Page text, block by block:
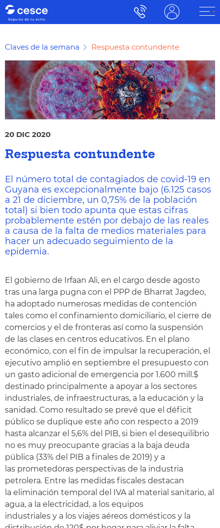
Claves de la semana Respuesta contundente
20 DIC 2020
Respuesta contundente
El número total de contagiados de covid-19 en
Guyana es excepcionalmente bajo (6.125 casos
a 21 de diciembre, un 0,75% de la población
total) si bien todo apunta que estas cifras
probablemente estén por debajo de las reales
a causa de la falta de medios materiales para
hacer un adecuado seguimiento de la
epidemia.
El gobierno de Irfaan Ali, en el cargo desde agosto
tras una larga pugna con el PPP de Bharrat Jagdeo,
ha adoptado numerosas medidas de contención
tales como el confinamiento domiciliario, el cierre de
comercios y el de fronteras así como la suspensión
de las clases en centros educativos. En el plano
económico, con el fin de impulsar la recuperación, el
ejecutivo amplió en septiembre el presupuesto con
un gasto adicional de emergencia por 1.600 mill.$
destinado principalmente a apoyar a los sectores
industriales, de infraestructuras, a la educación y la
sanidad. Como resultado se prevé que el déficit
público se duplique este año con respecto a 2019
hasta alcanzar el 5,6% del PIB, si bien el desequilibrio
no es muy preocupante gracias a la baja deuda
pública (33% del PIB a finales de 2019) y a
las prometedoras perspectivas de la industria
petrolera. Entre las medidas fiscales destacan
la eliminación temporal del IVA al material sanitario, al
agua, a la electricidad, a los equipos
industriales y a los viajes aéreos domésticos y la